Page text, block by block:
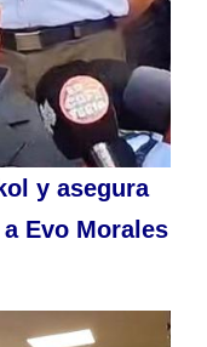
y asegura
Evo Morales